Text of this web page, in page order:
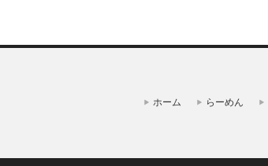
ホーム らーめん